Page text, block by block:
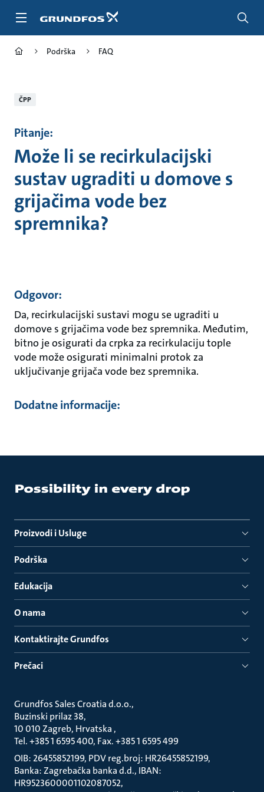
Podrška FAQ
ČPP
Pitanje:
Može li se recirkulacijski
sustav ugraditi u domove s
grijačima vode bez
spremnika?
Odgovor:
Da, recirkulacijski sustavi mogu se ugraditi u
domove s grijačima vode bez spremnika. Međutim,
bitno je osigurati da crpka za recirkulaciju tople
vode može osigurati minimalni protok za
uključivanje grijača vode bez spremnika.
Dodatne informacije:
Proizvodi i Usluge
Podrška
Edukacija
O nama
Kontaktirajte Grundfos
Prečaci
Grundfos Sales Croatia d.o.o.
Buzinski prilaz 38
10 010 Zagreb, Hrvatska
Tel. +385 1 6595 400, Fax. +385 1 6595 499
OIB: 26455852199, PDV reg.broj: HR26455852199
Banka: Zagrebačka banka d.d., IBAN:
HR9523600001102087052